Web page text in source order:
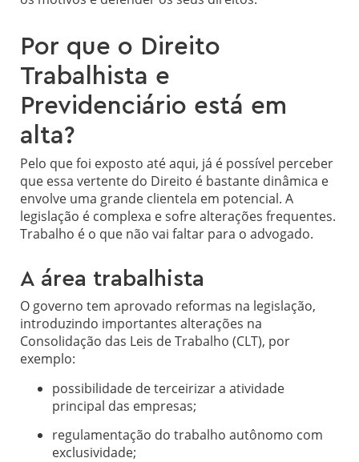
Por que o Direito
Trabalhista e
Previdenciário está em
alta?
Pelo que foi exposto até aqui, já é possível perceber
que essa vertente do Direito é bastante dinâmica e
envolve uma grande clientela em potencial. A
legislação é complexa e sofre alterações frequentes.
Trabalho é o que não vai faltar para o advogado.
A área trabalhista
O governo tem aprovado reformas na legislação,
introduzindo importantes alterações na
Consolidação das Leis de Trabalho (CLT), por
exemplo:
possibilidade de terceirizar a atividade
principal das empresas;
regulamentação do trabalho autônomo com
exclusividade;